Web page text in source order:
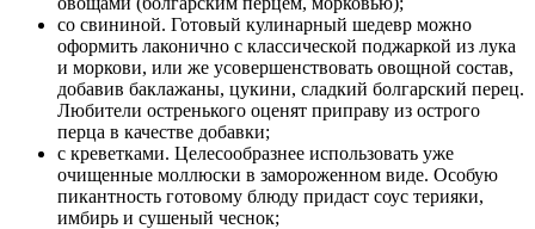
со свининой. Готовый кулинарный шедевр можно
оформить лаконично с классической поджаркой из лука
и моркови, или же усовершенствовать овощной состав,
добавив баклажаны, цукини, сладкий болгарский перец.
Любители остренького оценят приправу из острого
перца в качестве добавки;
с креветками. Целесообразнее использовать уже
очищенные моллюски в замороженном виде. Особую
пикантность готовому блюду придаст соус терияки,
имбирь и сушеный чеснок;